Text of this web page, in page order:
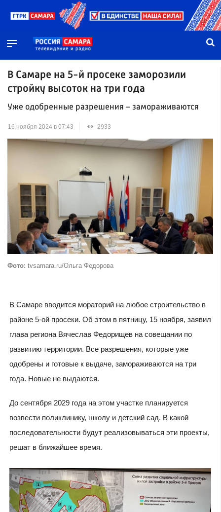
В Самаре на 5-й просеке заморозили
стройку высоток на три года
Уже одобренные разрешения – замораживаются
16 ноября 2024 в 07:43 2933
Фото: tvsamara.ru/Ольга Федорова
В Самаре вводится мораторий на любое строительство в
районе 5-ой просеки. Об этом в пятницу, 15 ноября, заявил
глава региона Вячеслав Федорищев на совещании по
развитию территории. Все разрешения, которые уже
одобрены и готовые к выдаче, замораживаются на три
года. Новые не выдаются.
До сентября 2029 года на этом участке планируется
возвести поликлинику, школу и детский сад. В какой
последовательности будут реализовываться эти проекты,
решат в ближайшее время.